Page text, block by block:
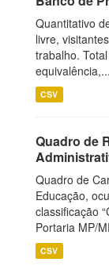
Quantitativo
livre,
trabalho.
equivalência,...
CSV
Quadro de
Quadro de
Educação,
classificação
Portaria MP/
CSV